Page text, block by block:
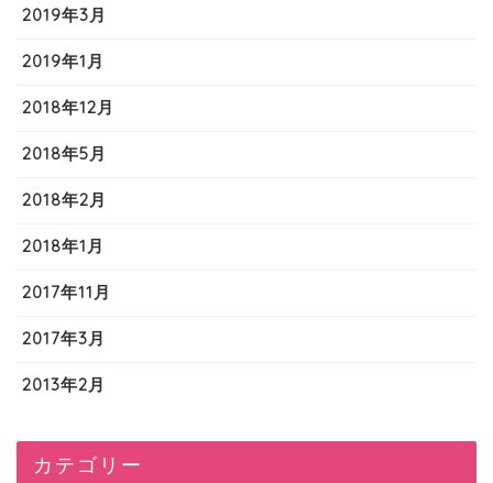
2019年3月
2019年1月
2018年12月
2018年5月
2018年2月
2018年1月
2017年11月
2017年3月
2013年2月
カテゴリー